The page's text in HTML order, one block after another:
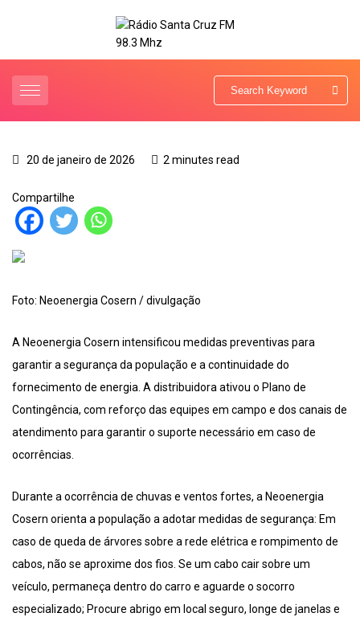
20 de janeiro de 2026 2 minutes read
Compartilhe
Foto: Neoenergia Cosern / divulgação
A Neoenergia Cosern intensificou medidas preventivas para
garantir a segurança da população e a continuidade do
fornecimento de energia. A distribuidora ativou o Plano de
Contingência, com reforço das equipes em campo e dos canais de
atendimento para garantir o suporte necessário em caso de
ocorrências.
Durante a ocorrência de chuvas e ventos fortes, a Neoenergia
Cosern orienta a população a adotar medidas de segurança: Em
caso de queda de árvores sobre a rede elétrica e rompimento de
cabos, não se aproxime dos fios. Se um cabo cair sobre um
veículo, permaneça dentro do carro e aguarde o socorro
especializado; Procure abrigo em local seguro, longe de janelas e